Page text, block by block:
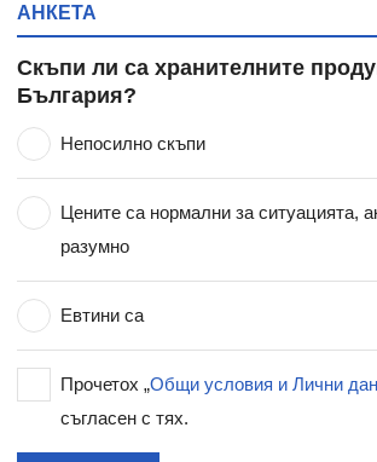
АНКЕТА
Скъпи ли са хранителните
България?
Непосилно скъпи
Цените са нормални за ситуацията,
разумно
Евтини са
Прочетох „Общи условия и Лични
съгласен с тях.